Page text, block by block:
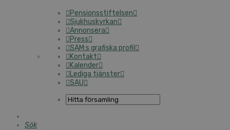
Pensionsstiftelsen
Sjukhuskyrkan
Annonsera
Press
SAM:s grafiska profil
Kontakt
Kalender
Lediga tjänster
SAU
Sök